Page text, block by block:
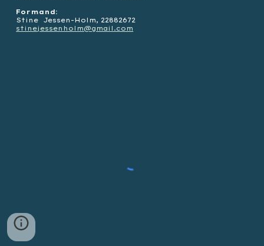
Formand:
Stine Jessen-Holm, 22882672
stinejessenholm@gmail.com